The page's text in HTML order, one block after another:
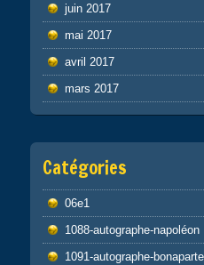
juin 2017
mai 2017
avril 2017
mars 2017
Catégories
06e1
1088-autographe-napoléon
1091-autographe-